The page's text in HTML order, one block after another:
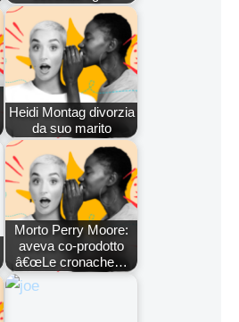
Heidi Montag divorzia
da suo marito
Morto Perry Moore:
aveva co-prodotto
â€œLe cronache…